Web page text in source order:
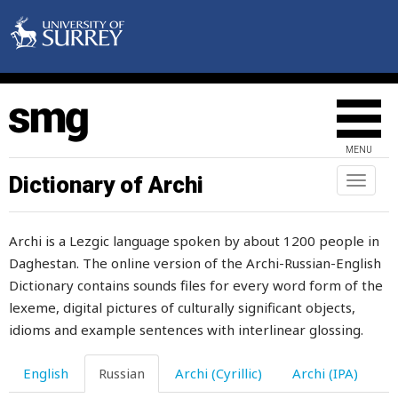
MENU
Toggle
Dictionary of Archi
Archi is a Lezgic language spoken by about 1200 people in
Daghestan. The online version of the Archi-Russian-English
Dictionary contains sounds files for every word form of the
lexeme, digital pictures of culturally significant objects,
idioms and example sentences with interlinear glossing.
English Russian Archi (Cyrillic) Archi (IPA)
на
набираться
набожный
набок
набор
набрасываться
наверное